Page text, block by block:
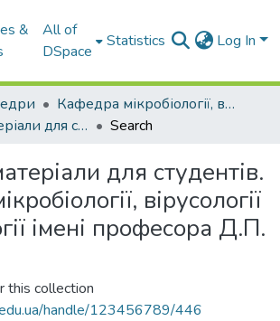
&
All of
DSpace
Statistics Log In
Кафедра мікробіології, вірусології та імунології імені професора Д.П. Гриньова
Лекційні матеріали для студентів. Кафедра мікробіології, вірусології та імунології імені професора Д.П. Гриньова
Search
для студентів.
вірусології
імені професора Д.П.
this collection
handle/123456789/446